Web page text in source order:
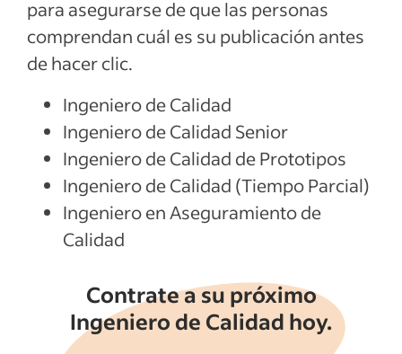
para asegurarse de que las personas
comprendan cuál es su publicación antes
de hacer clic.
Ingeniero de Calidad
Ingeniero de Calidad Senior
Ingeniero de Calidad de Prototipos
Ingeniero de Calidad (Tiempo Parcial)
Ingeniero en Aseguramiento de
Calidad
Contrate a su próximo
Ingeniero de Calidad hoy.